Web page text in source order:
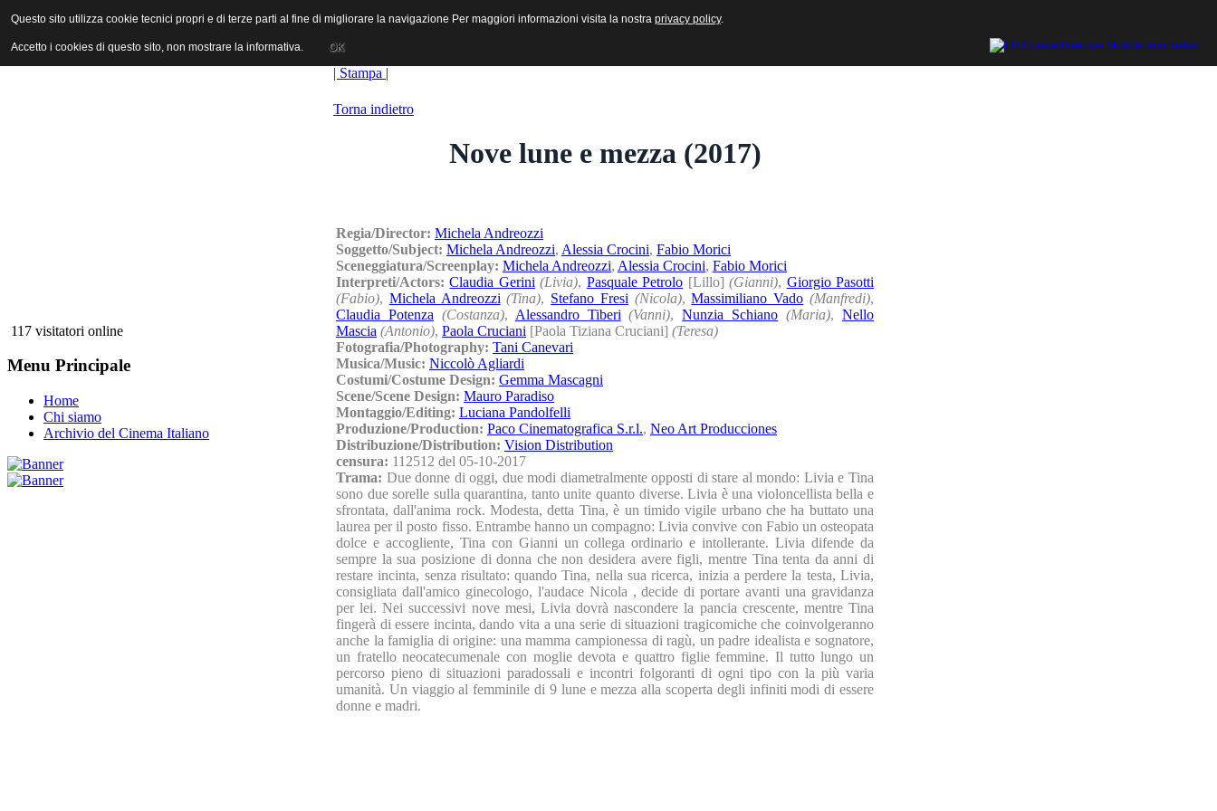
ANICA | Associazione Nazionale Industrie Cinematografiche Audiovisive e Multimediali
117 visitatori online
Menu Principale
Home
Chi siamo
Archivio del Cinema Italiano
| Stampa |
Torna indietro
Nove lune e mezza (2017)
Regia/Director: Michela Andreozzi
Soggetto/Subject: Michela Andreozzi, Alessia Crocini, Fabio Morici
Sceneggiatura/Screenplay: Michela Andreozzi, Alessia Crocini, Fabio Morici
Interpreti/Actors:Claudia Gerini (Livia), Pasquale Petrolo [Lillo](Gianni), Giorgio Pasotti
(Fabio), Michela Andreozzi (Tina), Stefano Fresi (Nicola),Massimiliano Vado (Manfredi),
Claudia Potenza (Costanza), Alessandro Tiberi (Vanni),Nunzia Schiano (Maria),Nello
Mascia (Antonio), Paola Cruciani [Paola Tiziana Cruciani] (Teresa)
Fotografia/Photography: Tani Canevari
Musica/Music: Niccolò Agliardi
Costumi/Costume Design: Gemma Mascagni
Scene/Scene Design: Mauro Paradiso
Montaggio/Editing: Luciana Pandolfelli
Produzione/Production: Paco Cinematografica S.r.l., Neo Art Producciones
Distribuzione/Distribution: Vision Distribution
censura: 112512 del 05-10-2017
Trama: Due donne di oggi, due modi diametralmente opposti di stare al mondo: Livia e Tina
sono due sorelle sulla quarantina, tanto unite quanto diverse. Livia è una violoncellista bella e
sfrontata, dall'anima rock. Modesta, detta Tina, è un timido vigile urbano che ha buttato una
laurea per il posto fisso. Entrambe hanno un compagno: Livia convive con Fabio un osteopata
dolce e accogliente, Tina con Gianni un collega ordinario e intollerante. Livia difende da
sempre la sua posizione di donna che non desidera avere figli, mentre Tina tenta da anni di
restare incinta, senza risultato: quando Tina, nella sua ricerca, inizia a perdere la testa, Livia,
consigliata dall'amico ginecologo, l'audace Nicola , decide di portare avanti una gravidanza
per lei. Nei successivi nove mesi, Livia dovrà nascondere la pancia crescente, mentre Tina
fingerà di essere incinta, dando vita a una serie di situazioni tragicomiche che coinvolgeranno
anche la famiglia di origine: una mamma campionessa di ragù, un padre idealista e sognatore,
un fratello neocatecumenale con moglie devota e quattro figlie femmine. Il tutto lungo un
percorso pieno di situazioni paradossali e incontri folgoranti di ogni tipo con la più varia
umanità. Un viaggio al femminile di 9 lune e mezza alla scoperta degli infiniti modi di essere
donne e madri.
Questo sito utilizza cookie tecnici propri e di terze parti al fine di migliorare la navigazione Per maggiori informazioni visita la nostra privacy policy.
Accetto i cookies di questo sito, non mostrare la informativa. OK
Questo sito utilizza cookie tecnici propri e di terze parti al fine di migliorare la navigazione Per maggiori informazioni visita la nostra privacy policy.
Accetto i cookies di questo sito, non mostrare la informativa. OK